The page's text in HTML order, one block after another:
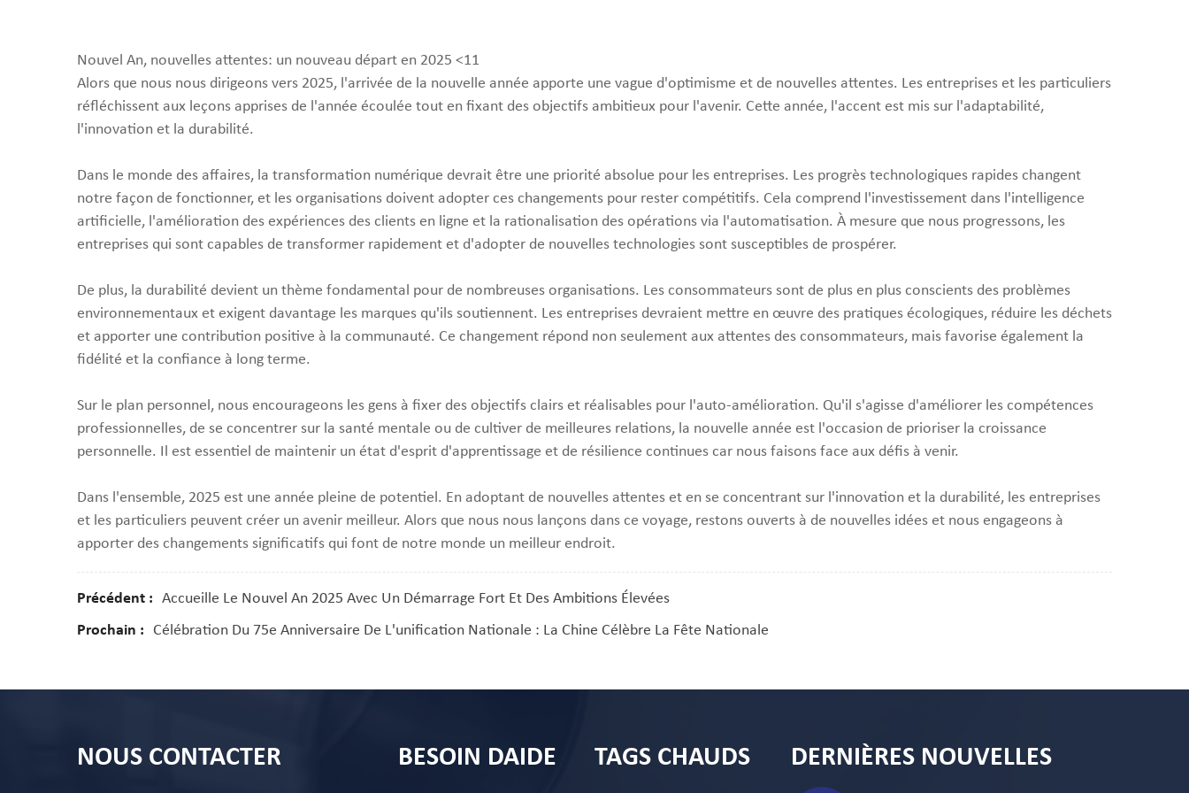
Nouvel An, nouvelles attentes: un nouveau départ en 2025 <11
Alors que nous nous dirigeons vers 2025, l'arrivée de la nouvelle année apporte une vague d'optimisme et de nouvelles attentes. Les entreprises et les particuliers
réfléchissent aux leçons apprises de l'année écoulée tout en fixant des objectifs ambitieux pour l'avenir. Cette année, l'accent est mis sur l'adaptabilité,
l'innovation et la durabilité.
Dans le monde des affaires, la transformation numérique devrait être une priorité absolue pour les entreprises. Les progrès technologiques rapides changent
notre façon de fonctionner, et les organisations doivent adopter ces changements pour rester compétitifs. Cela comprend l'investissement dans l'intelligence
artificielle, l'amélioration des expériences des clients en ligne et la rationalisation des opérations via l'automatisation. À mesure que nous progressons, les
entreprises qui sont capables de transformer rapidement et d'adopter de nouvelles technologies sont susceptibles de prospérer.
De plus, la durabilité devient un thème fondamental pour de nombreuses organisations. Les consommateurs sont de plus en plus conscients des problèmes
environnementaux et exigent davantage les marques qu'ils soutiennent. Les entreprises devraient mettre en œuvre des pratiques écologiques, réduire les déchets
et apporter une contribution positive à la communauté. Ce changement répond non seulement aux attentes des consommateurs, mais favorise également la
fidélité et la confiance à long terme.
Sur le plan personnel, nous encourageons les gens à fixer des objectifs clairs et réalisables pour l'auto-amélioration. Qu'il s'agisse d'améliorer les compétences
professionnelles, de se concentrer sur la santé mentale ou de cultiver de meilleures relations, la nouvelle année est l'occasion de prioriser la croissance
personnelle. Il est essentiel de maintenir un état d'esprit d'apprentissage et de résilience continues car nous faisons face aux défis à venir.
Dans l'ensemble, 2025 est une année pleine de potentiel. En adoptant de nouvelles attentes et en se concentrant sur l'innovation et la durabilité, les entreprises
et les particuliers peuvent créer un avenir meilleur. Alors que nous nous lançons dans ce voyage, restons ouverts à de nouvelles idées et nous engageons à
apporter des changements significatifs qui font de notre monde un meilleur endroit.
Précédent : Accueille Le Nouvel An 2025 Avec Un Démarrage Fort Et Des Ambitions Élevées
Prochain : Célébration Du 75e Anniversaire De L'unification Nationale : La Chine Célèbre La Fête Nationale
NOUS CONTACTER BESOIN DAIDE TAGS CHAUDS DERNIÈRES NOUVELLES